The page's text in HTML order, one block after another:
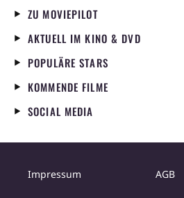
ZU MOVIEPILOT
AKTUELL IM KINO & DVD
POPULÄRE STARS
KOMMENDE FILME
SOCIAL MEDIA
Impressum AGB